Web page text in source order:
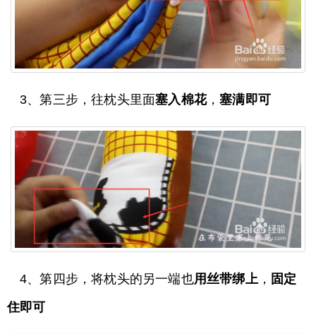
3、第三步，往枕头里面塞入棉花，塞满即可
4、第四步，将枕头的另一端也用丝带绑上， 固定
住即可